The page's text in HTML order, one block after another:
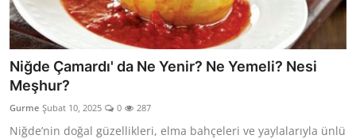
Niğde Çamardı' da Ne Yenir? Ne Yemeli? Nesi
Meşhur?
Gurme Şubat 10, 2025 0 287
Niğde’nin doğal güzellikleri, elma bahçeleri ve yaylalarıyla ünlü